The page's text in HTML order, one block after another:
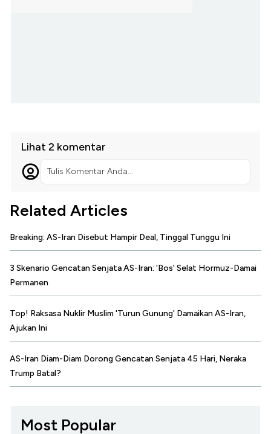
Lihat 2 komentar
Tulis Komentar Anda...
Related Articles
Breaking: AS-Iran Disebut Hampir Deal, Tinggal Tunggu Ini
3 Skenario Gencatan Senjata AS-Iran: 'Bos' Selat Hormuz-Damai
Permanen
Top! Raksasa Nuklir Muslim 'Turun Gunung' Damaikan AS-Iran,
Ajukan Ini
AS-Iran Diam-Diam Dorong Gencatan Senjata 45 Hari, Neraka
Trump Batal?
Most Popular